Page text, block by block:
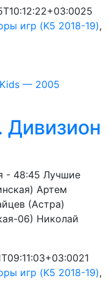
25
игр (K5 2018-19),
— 2005
Дивизион
- 48:45 Лучшие
Артем
(Астра)
06) Николай
21
игр (K5 2018-19),